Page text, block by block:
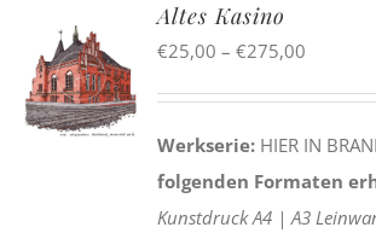
AUSFÜHRUNG
WÄHLEN
DIESES
PRODUKT
WEIST
Altes Kasino
€25,00 –€275,00
€275,00
Werkserie: HIER IN
folgenden Formaten
KunstdruckA4 |A3